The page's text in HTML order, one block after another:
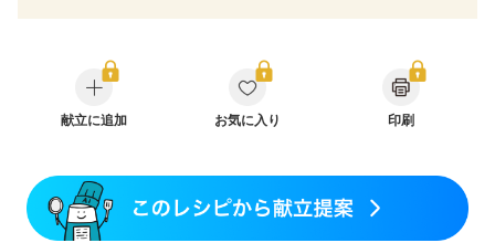
乳がん（ホルモン療法中）
乳がん（放射線治療中）
乳がん治療を終えた方・経過観察中の方など
飲み込みにくい
食欲がない
妊娠中(初期)
妊婦健診・血糖値が気になる（初期）
妊娠糖尿病(初期)
産後（母乳）
産後（混合栄養）
産後（ミルク）
献立に追加 お気に入り 印刷